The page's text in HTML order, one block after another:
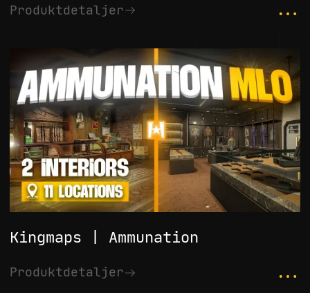
Produktdetaljer ...
Kingmaps | Ammunation
Produktdetaljer ...